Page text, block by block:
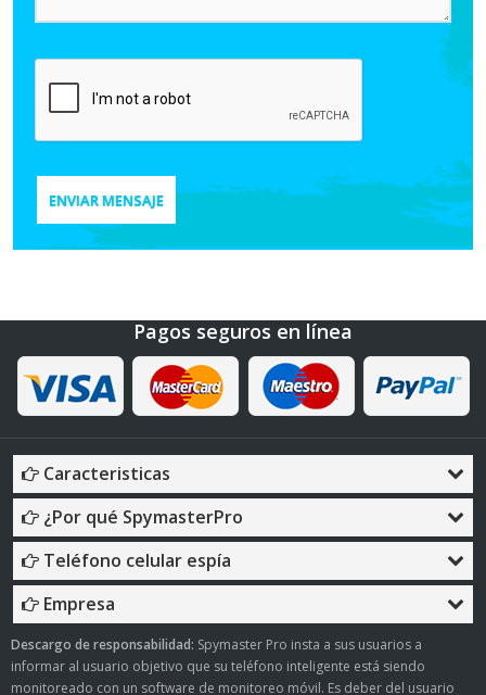
ENVIAR MENSAJE
Pagos seguros en línea
Caracteristicas
¿Por qué SpymasterPro
Teléfono celular espía
Empresa
Descargo de responsabilidad: Spymaster Pro insta a sus usuarios a
informar al usuario objetivo que su teléfono inteligente está siendo
monitoreado con un software de monitoreo móvil. Es deber del usuario